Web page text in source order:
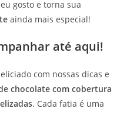
gosto e torna sua
ainda mais especial!
até aqui!
com nossas dicas e
chocolate com cobertura
. Cada fatia é uma